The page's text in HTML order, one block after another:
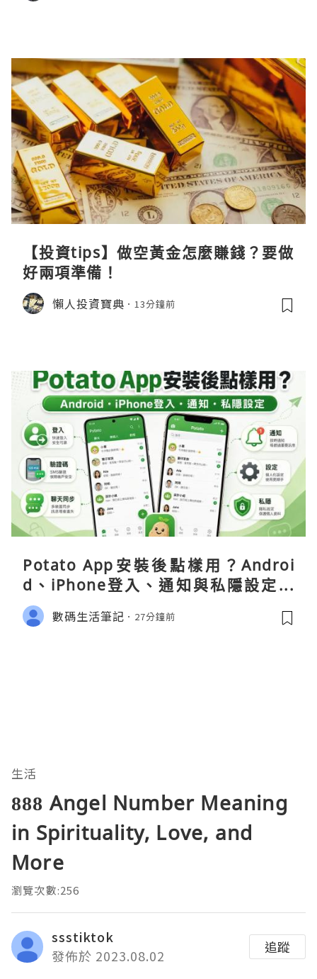
【投資tips】做空黃金怎麼賺錢？要做
好兩項準備！
懶人投資寶典 13分鐘前
Potato App安裝後點樣用？Androi
d、iPhone登入、通知與私隱設定完
整指南
數碼生活筆記 27分鐘前
生活
888 Angel Number Meaning
in Spirituality, Love, and
More
瀏覽次數:256
ssstiktok
發佈於 2023.08.02
追蹤